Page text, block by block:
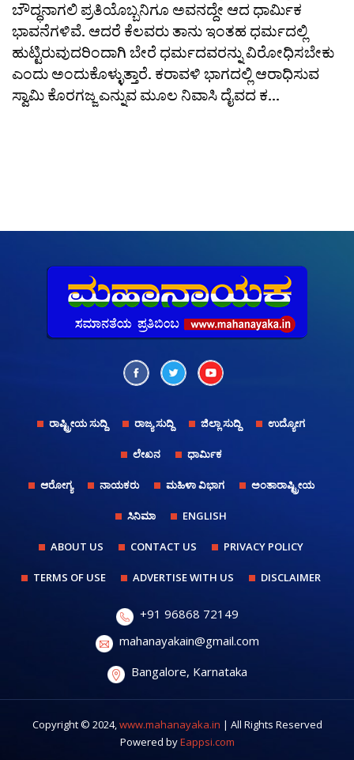
ಬೌದ್ಧನಾಗಲಿ ಪ್ರತಿಯೊಬ್ಬನಿಗೂ ಅವನದ್ದೇ ಆದ ಧಾರ್ಮಿಕ
ಭಾವನೆಗಳಿವೆ. ಆದರೆ ಕೆಲವರು ತಾನು ಇಂತಹ ಧರ್ಮದಲ್ಲಿ
ಹುಟ್ಟಿರುವುದರಿಂದಾಗಿ ಬೇರೆ ಧರ್ಮದವರನ್ನು ವಿರೋಧಿಸಬೇಕು
ಎಂದು ಅಂದುಕೊಳ್ಳುತ್ತಾರೆ. ಕರಾವಳಿ ಭಾಗದಲ್ಲಿ ಆರಾಧಿಸುವ
ಸ್ವಾಮಿ ಕೊರಗಜ್ಜ ಎನ್ನುವ ಮೂಲ ನಿವಾಸಿ ದೈವದ ಕ...
ರಾಷ್ಟ್ರೀಯ ಸುದ್ದಿ ರಾಜ್ಯ ಸುದ್ದಿ ಜಿಲ್ಲಾ ಸುದ್ದಿ ಉದ್ಯೋಗ
ಲೇಖನ ಧಾರ್ಮಿಕ
ಆರೋಗ್ಯ ನಾಯಕರು ಮಹಿಳಾ ವಿಭಾಗ ಅಂತಾರಾಷ್ಟ್ರೀಯ
ಸಿನಿಮಾ ENGLISH
ABOUT US CONTACT US PRIVACY POLICY
TERMS OF USE ADVERTISE WITH US DISCLAIMER
+91 96868 72149
mahanayakain@gmail.com
Bangalore, Karnataka
Copyright © 2024,www.mahanayaka.in | All Rights Reserved
Powered byEappsi.com